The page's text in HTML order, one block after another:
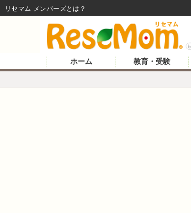
ホーム 教育・受験
リセマム メンバーズ